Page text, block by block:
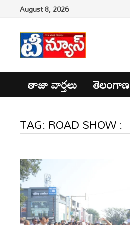
content
August 8, 2026
తాజా వార్తలు తెలంగాణ
TAG: ROAD SHOW :